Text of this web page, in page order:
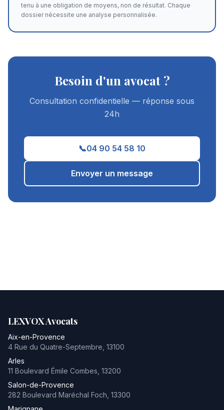
tenu à une obligation de moyens, non de résultat. Chaque
dossier nécessite une analyse personnalisée.
Besoin d'un avocat ?
Consultation confidentielle — réponse sous
24h
📞04 90 54 58 10
Envoyer un message
LEXVOX Avocats
Aix-en-Provence
4 Rue du Quatre-Septembre 13100
Arles
11 Boulevard Émile Combes 13200
Salon-de-Provence
282 Boulevard Maréchal Foch 13300